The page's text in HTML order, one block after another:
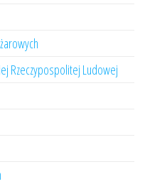
Rzeczypospolitej Ludowej